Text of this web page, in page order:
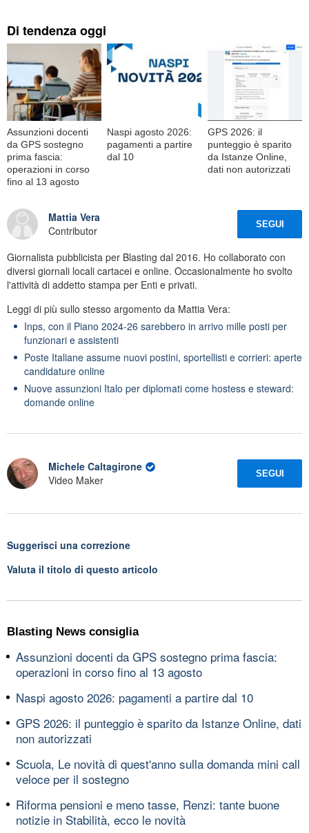
Di tendenza oggi
Assunzioni docenti
da GPS sostegno
prima fascia:
operazioni in corso
fino al 13 agosto
Naspi agosto 2026:
pagamenti a partire
dal 10
GPS 2026: il
punteggio è sparito
da Istanze Online,
dati non autorizzati
Mattia Vera
Contributor
SEGUI
Giornalista pubblicista per Blasting dal 2016. Ho collaborato con
diversi giornali locali cartacei e online. Occasionalmente ho svolto
l'attività di addetto stampa per Enti e privati.
Leggi di più sullo stesso argomento da Mattia Vera:
Inps, con il Piano 2024-26 sarebbero in arrivo mille posti per
funzionari e assistenti
Poste Italiane assume nuovi postini, sportellisti e corrieri: aperte
candidature online
Nuove assunzioni Italo per diplomati come hostess e steward:
domande online
Michele Caltagirone
Video Maker
SEGUI
Suggerisci una correzione
Valuta il titolo di questo articolo
Blasting News consiglia
Assunzioni docenti da GPS sostegno prima fascia:
operazioni in corso fino al 13 agosto
Naspi agosto 2026: pagamenti a partire dal 10
GPS 2026: il punteggio è sparito da Istanze Online, dati
non autorizzati
Scuola, Le novità di quest'anno sulla domanda mini call
veloce per il sostegno
Riforma pensioni e meno tasse, Renzi: tante buone
notizie in Stabilità, ecco le novità